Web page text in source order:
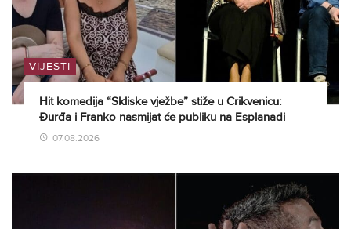
VIJESTI
Hit komedija “Skliske vježbe” stiže u Crikvenicu:
Đurđa i Franko nasmijat će publiku na Esplanadi
07.08.2026